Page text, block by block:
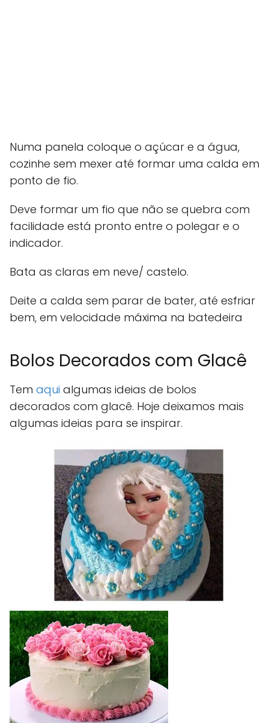
Numa panela coloque o açúcar e a água,
cozinhe sem mexer até formar uma calda em
ponto de fio.
Deve formar um fio que não se quebra com
facilidade está pronto entre o polegar e o
indicador.
Bata as claras em neve/ castelo.
Deite a calda sem parar de bater, até esfriar
bem, em velocidade máxima na batedeira
Bolos Decorados com Glacê
Tem aqui algumas ideias de bolos
decorados com glacê. Hoje deixamos mais
algumas ideias para se inspirar.